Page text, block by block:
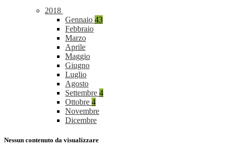
2018
Gennaio 43
Febbraio
Marzo
Aprile
Maggio
Giugno
Luglio
Agosto
Settembre 4
Ottobre 4
Novembre
Dicembre
Nessun contenuto da visualizzare